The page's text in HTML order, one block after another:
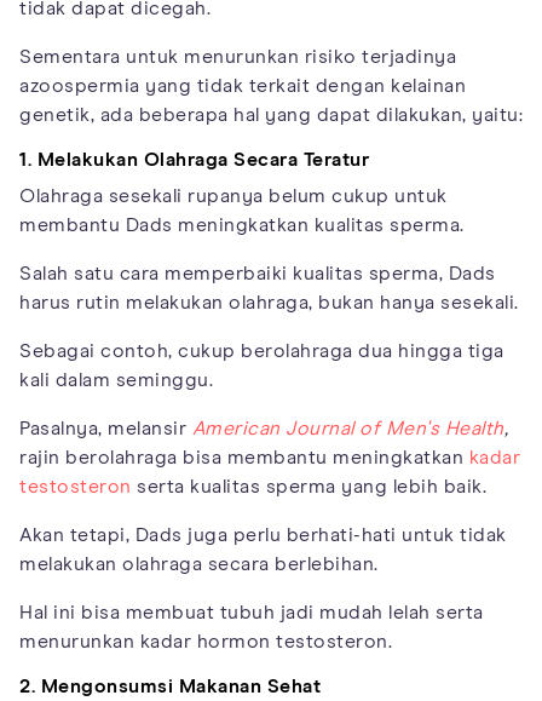
tidak dapat dicegah.
Sementara untuk menurunkan risiko terjadinya
azoospermia yang tidak terkait dengan kelainan
genetik, ada beberapa hal yang dapat dilakukan, yaitu:
1. Melakukan Olahraga Secara Teratur
Olahraga sesekali rupanya belum cukup untuk
membantu Dads meningkatkan kualitas sperma.
Salah satu cara memperbaiki kualitas sperma, Dads
harus rutin melakukan olahraga, bukan hanya sesekali.
Sebagai contoh, cukup berolahraga dua hingga tiga
kali dalam seminggu.
Pasalnya, melansir American Journal of Men's Health,
rajin berolahraga bisa membantu meningkatkan kadar
testosteron serta kualitas sperma yang lebih baik.
Akan tetapi, Dads juga perlu berhati-hati untuk tidak
melakukan olahraga secara berlebihan.
Hal ini bisa membuat tubuh jadi mudah lelah serta
menurunkan kadar hormon testosteron.
2. Mengonsumsi Makanan Sehat